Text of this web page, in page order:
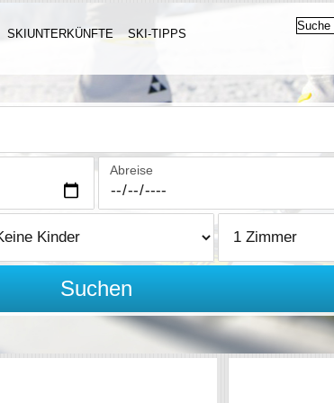
SKIUNTERKÜNFTE SKI-TIPPS
Abreise
Suchen